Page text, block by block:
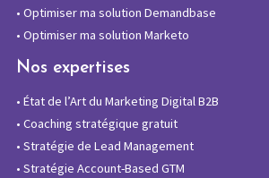
• Optimiser ma solution Demandbase
• Optimiser ma solution Marketo
Nos expertises
• État de l’Art du Marketing Digital B2B
• Coaching stratégique gratuit
• Stratégie de Lead Management
• Stratégie Account-Based GTM